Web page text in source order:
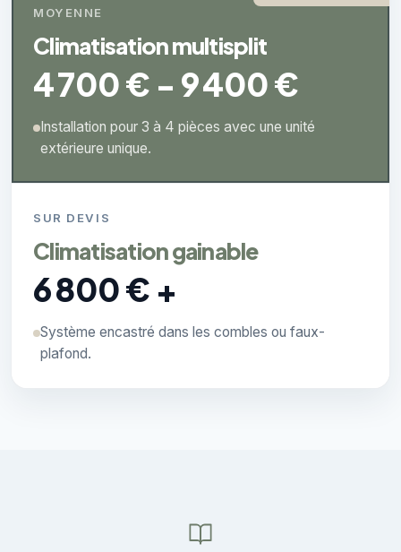
MOYENNE
Climatisation multisplit
4 700 € - 9 400 €
Installation pour 3 à 4 pièces avec une unité
extérieure unique.
SUR DEVIS
Climatisation gainable
6 800 € +
Système encastré dans les combles ou faux-
plafond.